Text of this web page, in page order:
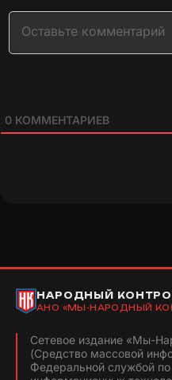
0 КОММЕНТАРИЕВ
НАРОДНЫЙ
АНО «МЫ-НАРОДНЫЙ
Сетевое издание «Мы-
(Средство массовой
Федеральной службой по